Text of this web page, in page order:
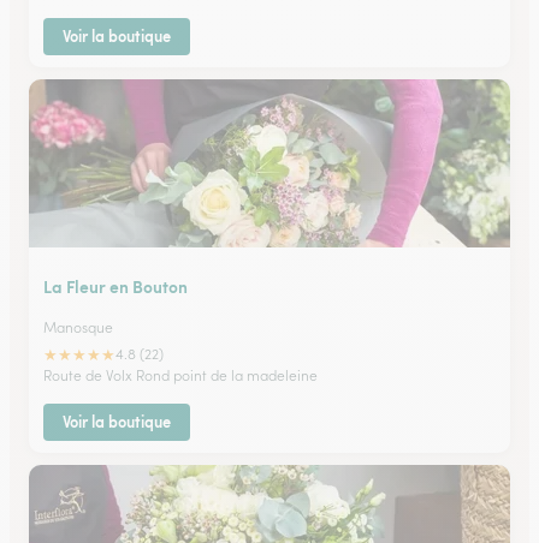
Voir la boutique
La Fleur en Bouton
Manosque
★★★★★4.8 (22)
Route de Volx Rond point de la madeleine
Voir la boutique